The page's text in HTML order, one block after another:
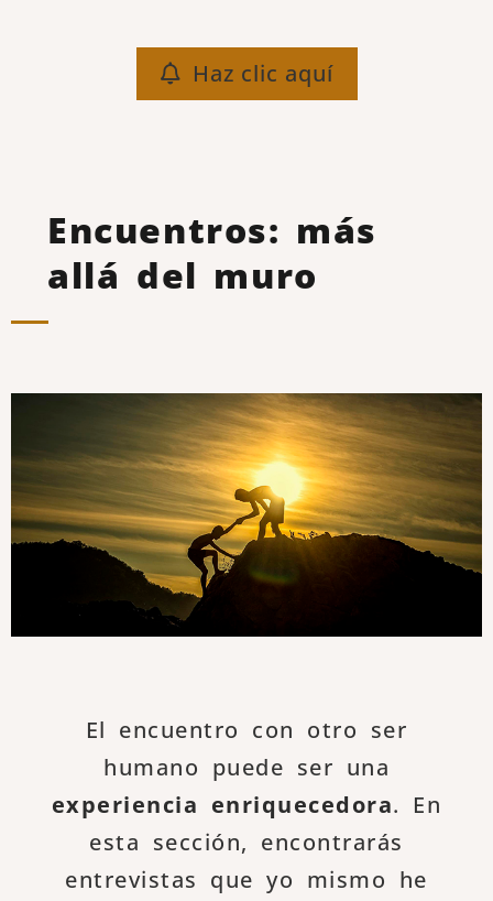
Haz clic aquí
Encuentros: más
allá del muro
El encuentro con otro ser
humano puede ser una
experiencia enriquecedora. En
esta sección, encontrarás
entrevistas que yo mismo he